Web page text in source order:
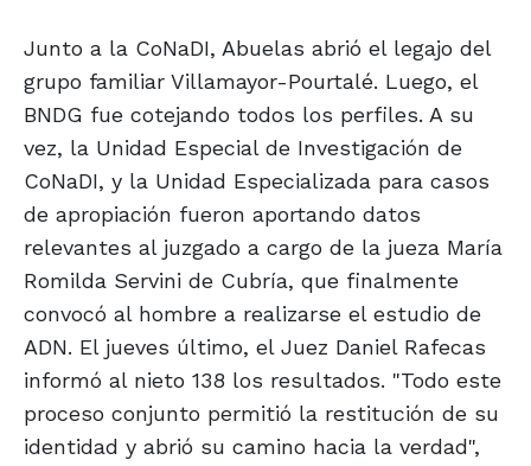
Junto a la CoNaDI, Abuelas abrió el legajo del
grupo familiar Villamayor-Pourtalé. Luego, el
BNDG fue cotejando todos los perfiles. A su
vez, la Unidad Especial de Investigación de
CoNaDI, y la Unidad Especializada para casos
de apropiación fueron aportando datos
relevantes al juzgado a cargo de la jueza María
Romilda Servini de Cubría, que finalmente
convocó al hombre a realizarse el estudio de
ADN. El jueves último, el Juez Daniel Rafecas
informó al nieto 138 los resultados. "Todo este
proceso conjunto permitió la restitución de su
identidad y abrió su camino hacia la verdad",